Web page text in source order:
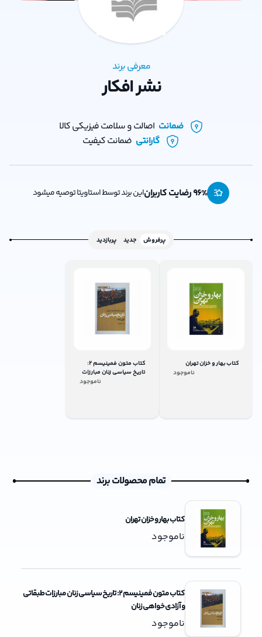
معرفی برند
نشر افکار
ضمانت اصالت و سلامت فیزیکی کالا
گارانتی ضمانت کیفیت
96% رضایت کاربران این برند توسط استاویتا توصیه میشود
پرفروش جدید پربازدید
کتاب بهار و خزان تهران
ناموجود
کتاب متون فمینیسم 2:
تاریخ سیاسی زنان مبارزات
طبقاتی و آزادی خواهیناموجود
تمام محصولات برند
کتاب بهار و خزان تهران
ناموجود
کتاب متون فمینیسم 2: تاریخ سیاسی زنان مبارزات طبقاتی
و آزادی خواهی زنان
ناموجود